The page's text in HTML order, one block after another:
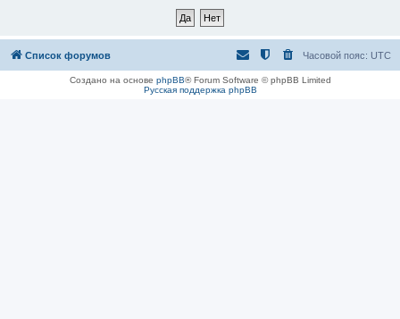
Список форумов Часовой пояс: UTC
Создано на основе phpBB® Forum Software © phpBB Limited
Русская поддержка phpBB